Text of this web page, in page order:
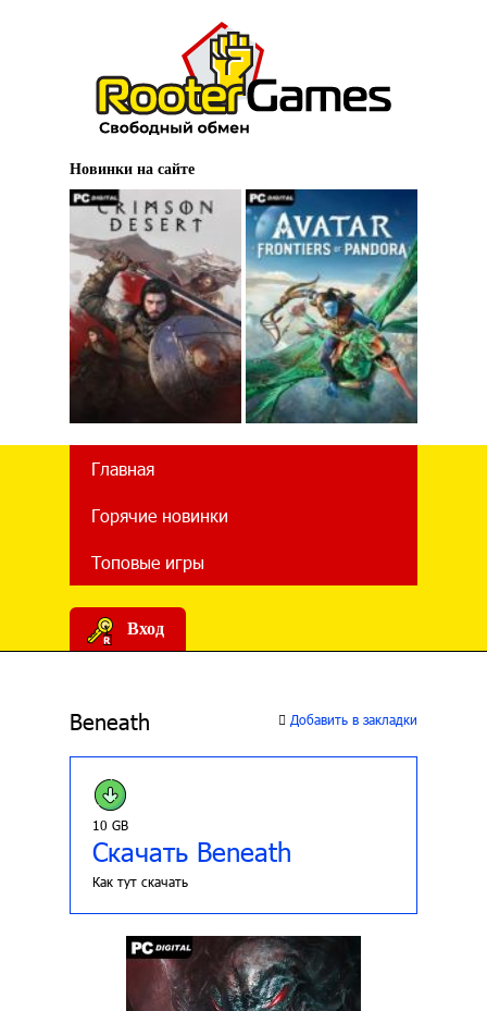
Новинки на сайте
Главная
Горячие новинки
Топовые игры
Вход
Beneath Добавить в закладки
10 GB
Скачать Beneath
Как тут скачать